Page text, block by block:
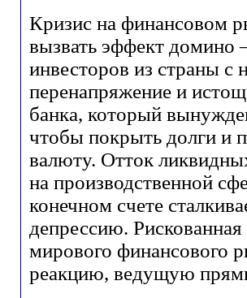
Кризис на финансовом
вызвать эффект домино
инвесторов из страны с
перенапряжение и
банка, который
чтобы покрыть долги и
валюту. Отток
на производственной
конечном счете
депрессию.
мирового финансового
реакцию, ведущую